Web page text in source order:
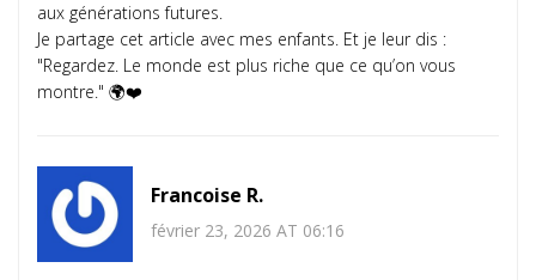
aux générations futures.
Je partage cet article avec mes enfants. Et je leur dis :
"Regardez. Le monde est plus riche que ce qu’on vous
montre." 🌍❤️
Francoise R.
février 23, 2026 AT 06:16